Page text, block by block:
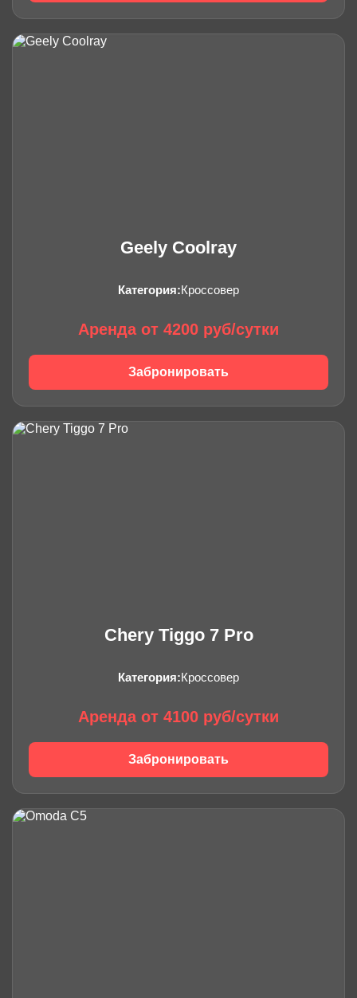
Geely Coolray
Категория:Кроссовер
Аренда от 4200 руб/сутки
Забронировать
Chery Tiggo 7 Pro
Категория:Кроссовер
Аренда от 4100 руб/сутки
Забронировать